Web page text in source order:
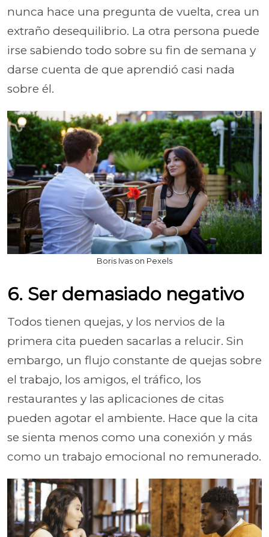
nunca hace una pregunta de vuelta, crea un
extraño desequilibrio. La otra persona puede
irse sabiendo todo sobre su fin de semana y
darse cuenta de que aprendió casi nada
sobre él.
Boris Ivas on Pexels
6. Ser demasiado negativo
Todos tienen quejas, y los nervios de la
primera cita pueden sacarlas a relucir. Sin
embargo, un flujo constante de quejas sobre
el trabajo, los amigos, el tráfico, los
restaurantes y las aplicaciones de citas
pueden agotar el ambiente. Hace que la cita
se sienta menos como una conexión y más
como un trabajo emocional no remunerado.